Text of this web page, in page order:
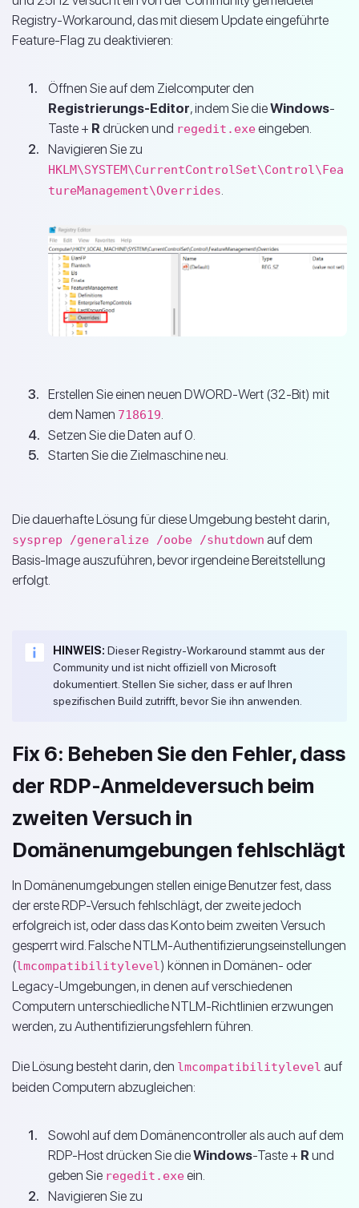
Registry-Workaround, das mit diesem Update eingeführte
Feature-Flag zu deaktivieren:
Öffnen Sie auf dem Zielcomputer den
Registrierungs-Editor, indem Sie dieWindows-
Taste + R drücken und regedit.exe eingeben.
Navigieren Sie zu
HKLM\SYSTEM\CurrentControlSet\Control\Fea
tureManagement\Overrides.
Erstellen Sie einen neuen DWORD-Wert (32-Bit) mit
dem Namen 718619
Setzen Sie die Daten auf 0.
Starten Sie die Zielmaschine neu.
Die dauerhafte Lösung für diese Umgebung besteht darin,
sysprep /generalize /oobe /shutdown auf dem
Basis-Image auszuführen, bevor irgendeine Bereitstellung
erfolgt.
HINWEIS: Dieser Registry-Workaround stammt aus der
Community und ist nicht offiziell von Microsoft
dokumentiert. Stellen Sie sicher, dass er auf Ihren
spezifischen Build zutrifft, bevor Sie ihn anwenden.
Fix 6: Beheben Sie den Fehler, dass
der RDP-Anmeldeversuch beim
zweiten Versuch in
Domänenumgebungen fehlschlägt
In Domänenumgebungen stellen einige Benutzer fest, dass
der erste RDP-Versuch fehlschlägt, der zweite jedoch
erfolgreich ist, oder dass das Konto beim zweiten Versuch
gesperrt wird. Falsche NTLM-Authentifizierungseinstellungen
(lmcompatibilitylevel) können in Domänen- oder
Legacy-Umgebungen, in denen auf verschiedenen
Computern unterschiedliche NTLM-Richtlinien erzwungen
werden, zu Authentifizierungsfehlern führen.
Die Lösung besteht darin, den lmcompatibilitylevel auf
beiden Computern abzugleichen:
Sowohl auf dem Domänencontroller als auch auf dem
RDP-Host drücken Sie dieWindows-Taste + R und
geben Sie regedit.exe ein.
Navigieren Sie zu